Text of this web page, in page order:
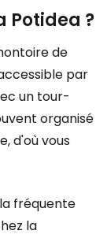
Potidea ?
de
par
un tour-
organisé
d'où vous
fréquente
la